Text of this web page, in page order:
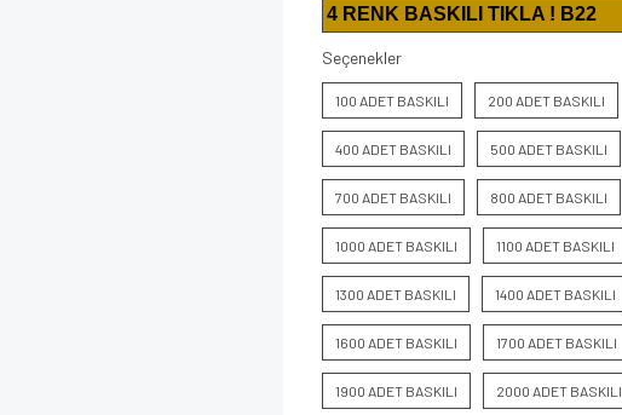
4 RENK BASKILI TIKLA ! B22
Seçenekler
100 ADET BASKILI 200 ADET BASKILI
400 ADET BASKILI 500 ADET BASKILI
700 ADET BASKILI 800 ADET BASKILI
1000 ADET BASKILI 1100 ADET BASKILI
1300 ADET BASKILI 1400 ADET BASKILI
1600 ADET BASKILI 1700 ADET BASKILI
1900 ADET BASKILI 2000 ADET BASKILI